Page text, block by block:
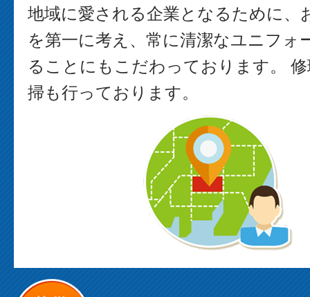
地域に愛される企業となるために、
を第一に考え、常に清潔なユニフォ
ることにもこだわっております。
掃も行っております。